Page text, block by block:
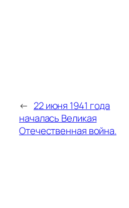
← 22 июня 1941 года
началась Великая
Отечественная война.